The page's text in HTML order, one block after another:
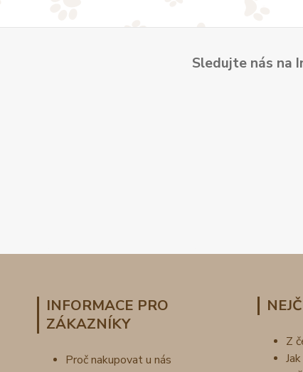
Sledujte nás na
INFORMACE PRO
ZÁKAZNÍKY
Proč nakupovat u nás
Z